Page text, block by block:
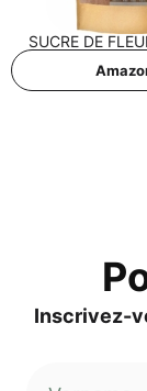
SUCRE DE
Inscri­vez-